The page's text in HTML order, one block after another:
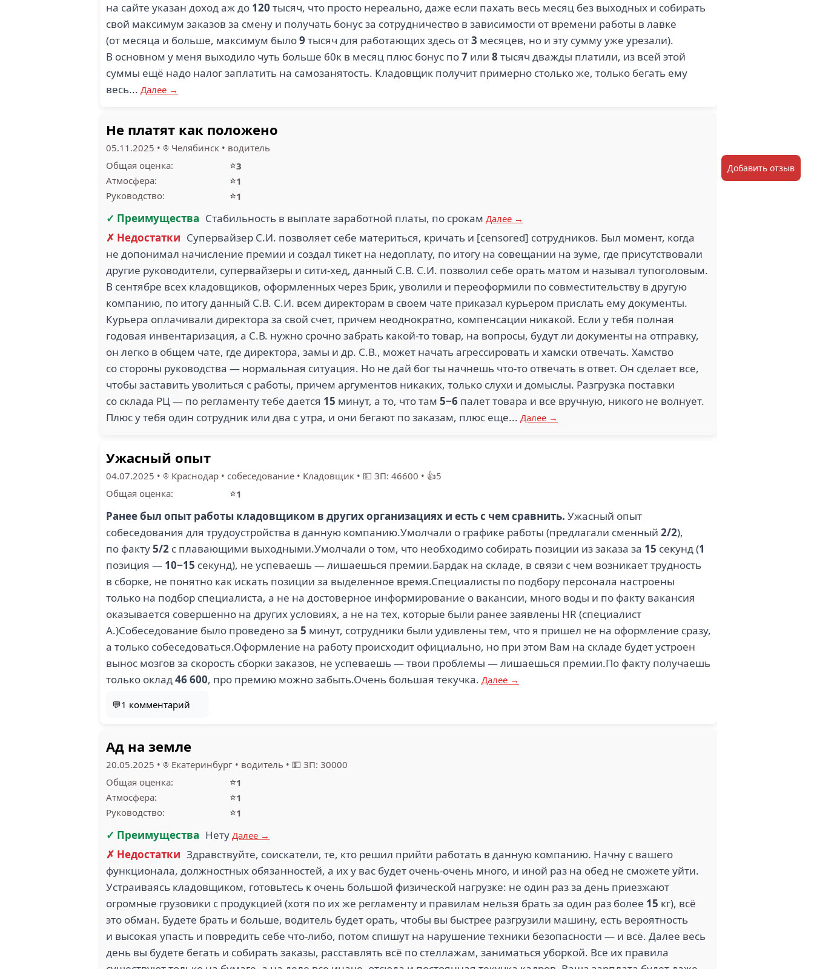
на сайте указан доход аж до 120 тысяч, что просто нереально, даже если пахать весь месяц без выходных и собирать
свой максимум заказов за смену и получать бонус за сотрудничество в зависимости от времени работы в лавке
(от месяца и больше, максимум было9 тысяч для работающих здесь от3 месяцев, но и эту сумму уже урезали).
В основном у меня выходило чуть больше 60к в месяц плюс бонус по7 или 8 тысяч дважды платили, из всей этой
суммы ещё надо налог заплатить на самозанятость. Кладовщик получит примерно столько же, только бегать ему
весь... Далее →
Не платят как положено
05.11.2025 • Челябинск • водитель
Общая оценка:
⭐3
Атмосфера:
⭐1
Руководство:
⭐1
✓ Преимущества Стабильность в выплате заработной платы, по срокам Далее →
✗ Недостатки Супервайзер С.И. позволяет себе материться, кричать и [censored] сотрудников. Был момент, когда
не допонимал начисление премии и создал тикет на недоплату, по итогу на совещании на зуме, где присутствовали
другие руководители, супервайзеры и сити-хед, данный С.В. С.И. позволил себе орать матом и называл тупоголовым.
В сентябре всех кладовщиков, оформленных через Брик, уволили и переоформили по совместительству в другую
компанию, по итогу данный С.В. С.И. всем директорам в своем чате приказал курьером прислать ему документы.
Курьера оплачивали директора за свой счет, причем неоднократно, компенсации никакой. Если у тебя полная
годовая инвентаризация, а С.В. нужно срочно забрать какой-то товар, на вопросы, будут ли документы на отправку,
он легко в общем чате, где директора, замы и др. С.В., может начать агрессировать и хамски отвечать. Хамство
со стороны руководства — нормальная ситуация. Но не дай бог ты начнешь что-то отвечать в ответ. Он сделает все,
чтобы заставить уволиться с работы, причем аргументов никаких, только слухи и домыслы. Разгрузка поставки
со склада РЦ — по регламенту тебе дается 15 минут, а то, что там 5−6 палет товара и все вручную, никого не волнует.
Плюс у тебя один сотрудник или два с утра, и они бегают по заказам, плюс еще... Далее →
Ужасный опыт
04.07.2025 • Краснодар • собеседование • Кладовщик • 💵 ЗП: 46600 • 👍5
Общая оценка:
⭐1
Ранее был опыт работы кладовщиком в других организациях и есть с чем сравнить. Ужасный опыт
собеседования для трудоустройства в данную компанию.Умолчали о графике работы (предлагали сменный 2/2),
по факту5/2 с плавающими выходными.Умолчали о том, что необходимо собирать позиции из заказа за 15 секунд (1
позиция — 10−15 секунд), не успеваешь — лишаешься премии.Бардак на складе, в связи с чем возникает трудность
в сборке, не понятно как искать позиции за выделенное время.Специалисты по подбору персонала настроены
только на подбор специалиста, а не на достоверное информирование о вакансии, много воды и по факту вакансия
оказывается совершенно на других условиях, а не на тех, которые были ранее заявлены HR (специалист
А.)Собеседование было проведено за 5 минут, сотрудники были удивлены тем, что я пришел не на оформление сразу,
а только собеседоваться.Оформление на работу происходит официально, но при этом Вам на складе будет устроен
вынос мозгов за скорость сборки заказов, не успеваешь — твои проблемы — лишаешься премии.По факту получаешь
только оклад46 600, про премию можно забыть.Очень большая текучка. Далее →
💬1 комментарий
Ад на земле
20.05.2025 • Екатеринбург • водитель • 💵 ЗП: 30000
Общая оценка:
⭐1
Атмосфера:
⭐1
Руководство:
⭐1
✓ Преимущества Нету Далее →
✗ Недостатки Здравствуйте, соискатели, те, кто решил прийти работать в данную компанию. Начну с вашего
функционала, должностных обязанностей, а их у вас будет очень-очень много, и иной раз на обед не сможете уйти.
Устраиваясь кладовщиком, готовьтесь к очень большой физической нагрузке: не один раз за день приезжают
огромные грузовики с продукцией (хотя по их же регламенту и правилам нельзя брать за один раз более 15 кг), всё
это обман. Будете брать и больше, водитель будет орать, чтобы вы быстрее разгрузили машину, есть вероятность
и высокая упасть и повредить себе что-либо, потом спишут на нарушение техники безопасности — и всё. Далее весь
день вы будете бегать и собирать заказы, расставлять всё по стеллажам, заниматься уборкой. Все их правила
Добавить отзыв